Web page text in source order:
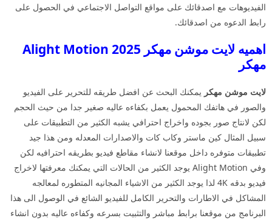
الفيديوهات مع اصدقائك على مواقع التواصل الاجتماعي في الحصول على
رابط الدعوه من اصدقائك.
اهميه لايت موشن مهكر 2025 Alight Motion
مهكر
لايت موشن مهكر يمكنك البحث عن افضل طريقه للتحرير على الفيديو
والصور في هاتفك المحمول يعمل بكفاءه عاليه صغير جدا من حيث الحجم
لكن لانتاج صور بجوده واخراج احترافي يشبه الكثير من التطبيقات على
سبيل المثال كين ماستر وكاب كات والاصدارات المعدله ومن هذا جيد
تطبيقات متوفره داخل موقعنا لانشاء مقاطع فيديو بطريقه احترافيه لكن
وفي Alight Motion يوجد الكثير من الحالات التي يمكنك معرفتها لاخراج
فيديو بدقه 4K لذا يوجد الكثير من الاشياء المجانيه المتطوره لمعالجه
المشاكل في الاطارات والتحرير الكامل للفيديو الشائع في الوصول الى هذا
البرنامج من موقعنا برابط مباشر والتثبيت بسرعه وكفاءه عاليه بدون انشاء